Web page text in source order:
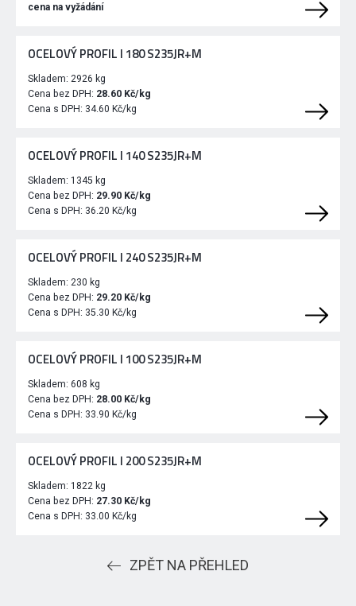
cena na vyžádání
OCELOVÝ PROFIL I 180 S235JR+M
Skladem: 2926 kg
Cena bez DPH: 28.60 Kč/kg
Cena s DPH: 34.60 Kč/kg
OCELOVÝ PROFIL I 140 S235JR+M
Skladem: 1345 kg
Cena bez DPH: 29.90 Kč/kg
Cena s DPH: 36.20 Kč/kg
OCELOVÝ PROFIL I 240 S235JR+M
Skladem: 230 kg
Cena bez DPH: 29.20 Kč/kg
Cena s DPH: 35.30 Kč/kg
OCELOVÝ PROFIL I 100 S235JR+M
Skladem: 608 kg
Cena bez DPH: 28.00 Kč/kg
Cena s DPH: 33.90 Kč/kg
OCELOVÝ PROFIL I 200 S235JR+M
Skladem: 1822 kg
Cena bez DPH: 27.30 Kč/kg
Cena s DPH: 33.00 Kč/kg
ZPĚT NA PŘEHLED